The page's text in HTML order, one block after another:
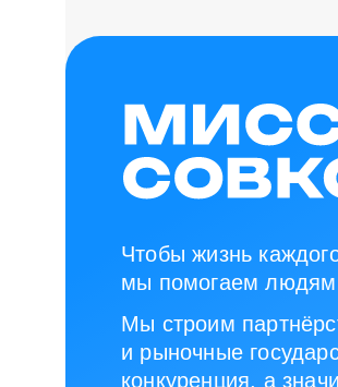
Чтобы жизнь
мы помогаем людям
Мы строим
и рыночные
конкуренция, а